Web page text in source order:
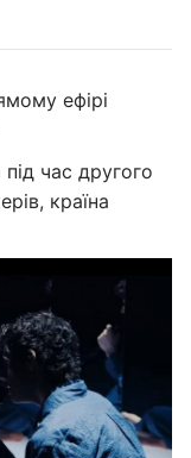
ефірі
час другого
країна